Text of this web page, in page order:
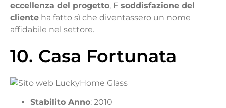
eccellenza del progetto, E soddisfazione del
cliente ha fatto sì che diventassero un nome
affidabile nel settore.
10. Casa Fortunata
Stabilito Anno: 2010